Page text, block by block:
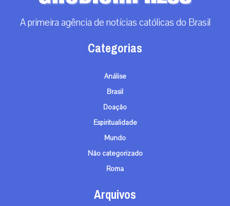
A primeira agência de notícias católicas do Brasil
Categorias
Análise
Brasil
Doação
Espiritualidade
Mundo
Não categorizado
Roma
Arquivos